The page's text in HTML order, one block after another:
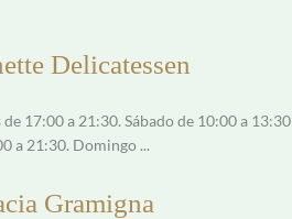
Delicatessen
17:00 a 21:30. Sábado de 10:00 a 13:30
a 21:30. Domingo ...
Gramigna